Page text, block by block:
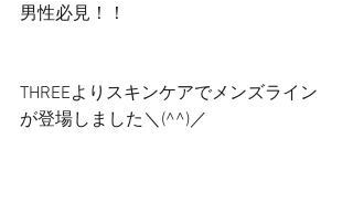
男性必見！！
THREEよりスキンケアでメンズライン
が登場しました＼(^^)／